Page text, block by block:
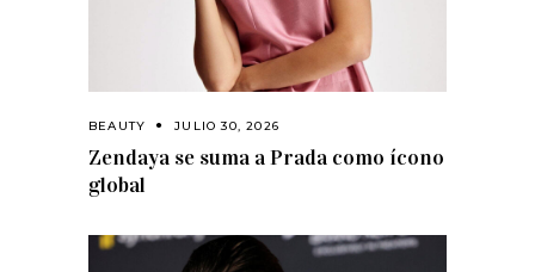
BEAUTY JULIO 30, 2026
Zendaya se suma a Prada como ícono
global